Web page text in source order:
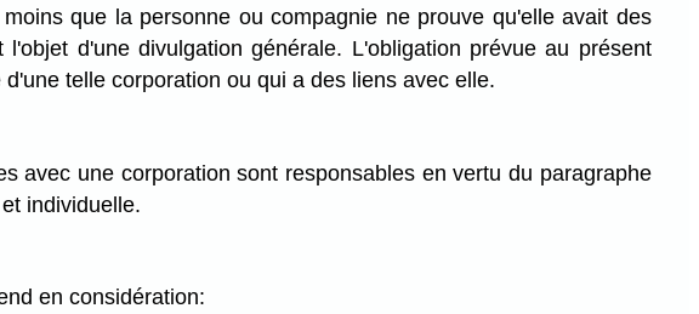
que la personne ou compagnie ne prouve qu'elle avait des
d'une divulgation générale. L'obligation prévue au présent
telle corporation ou qui a des liens avec elle.
avec une corporation sont responsables en vertu du paragraphe
individuelle.
en considération: